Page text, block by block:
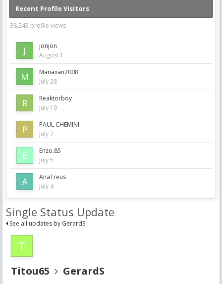
Recent Profile Visitors
38,243 profile views
jonjon
August 1
Manaxan2008
July 28
Reaktorboy
July 19
PAUL CHEMINI
July 7
Enzo.85
July 5
AnaTreus
July 4
Single Status Update
See all updates by GerardS
Titou65 GerardS